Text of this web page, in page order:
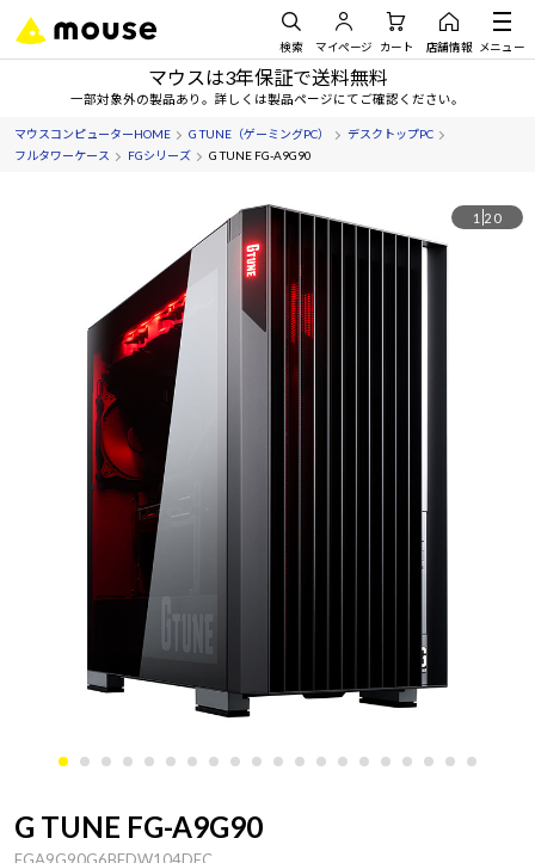
検索 マイページ カート 店舗情報 メニュー
マウスは3年保証で送料無料
一部対象外の製品あり。詳しくは製品ページにてご確認ください。
マウスコンピューターHOME G TUNE（ゲーミングPC）
デスクトップPC
フルタワーケース
FGシリーズ G TUNE FG-A9G90
1 20
G TUNE FG-A9G90